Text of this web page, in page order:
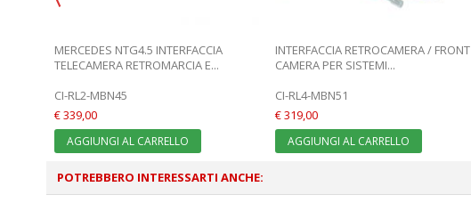
MERCEDES NTG4.5 INTERFACCIA
TELECAMERA RETROMARCIA E...
CI-RL2-MBN45
€ 339,00
AGGIUNGI AL CARRELLO
INTERFACCIA RETROCAMERA / FRONT
CAMERA PER SISTEMI...
CI-RL4-MBN51
€ 319,00
AGGIUNGI AL CARRELLO
POTREBBERO INTERESSARTI ANCHE: